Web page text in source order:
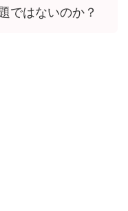
ではないのか？